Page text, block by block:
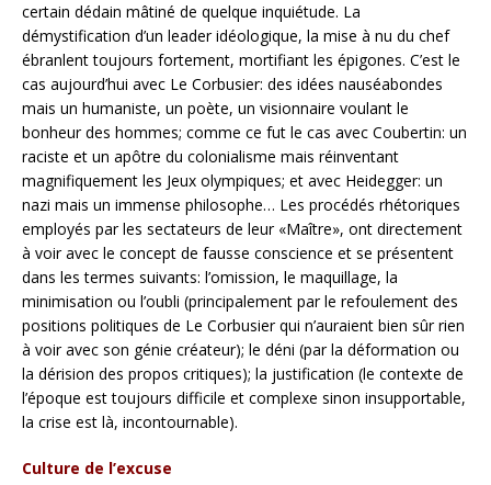
certain dédain mâtiné de quelque inquiétude. La
démystification d’un leader idéologique, la mise à nu du chef
ébranlent toujours fortement, mortifiant les épigones. C’est le
cas aujourd’hui avec Le Corbusier: des idées nauséabondes
mais un humaniste, un poète, un visionnaire voulant le
bonheur des hommes; comme ce fut le cas avec Coubertin: un
raciste et un apôtre du colonialisme mais réinventant
magnifiquement les Jeux olympiques; et avec Heidegger: un
nazi mais un immense philosophe… Les procédés rhétoriques
employés par les sectateurs de leur «Maître», ont directement
à voir avec le concept de fausse conscience et se présentent
dans les termes suivants: l’omission, le maquillage, la
minimisation ou l’oubli (principalement par le refoulement des
positions politiques de Le Corbusier qui n’auraient bien sûr rien
à voir avec son génie créateur); le déni (par la déformation ou
la dérision des propos critiques); la justification (le contexte de
l’époque est toujours difficile et complexe sinon insupportable,
la crise est là, incontournable).
Culture de l’excuse